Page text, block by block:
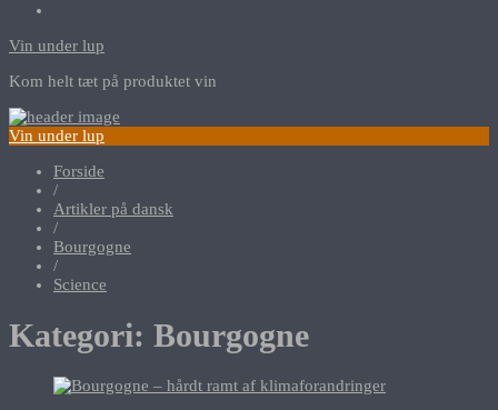
Vin under lup
Kom helt tæt på produktet vin
Vin under lup
Forside
/
Artikler på dansk
/
Bourgogne
/
Science
Kategori: Bourgogne